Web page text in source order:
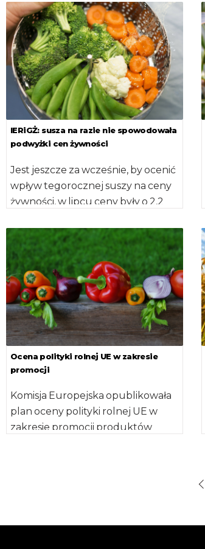
Czy, aby na pewno? […]
IERiGŻ: susza na razie nie spowodowała
podwyżki cen żywności
Jest jeszcze za wcześnie, by ocenić
wpływ tegorocznej suszy na ceny
żywności, w lipcu ceny były o 2,2
Ocena polityki rolnej UE w zakresie
promocji
Komisja Europejska opublikowała
plan oceny polityki rolnej UE w
zakresie promocji produktów